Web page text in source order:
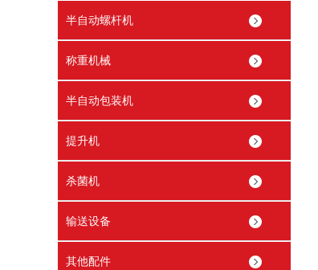
半自动螺杆机
称重机械
半自动包装机
提升机
杀菌机
输送设备
其他配件